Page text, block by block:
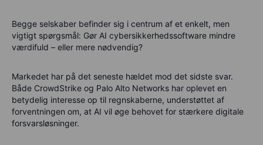
Begge selskaber befinder sig i centrum af et enkelt, men
vigtigt spørgsmål: Gør AI cybersikkerhedssoftware mindre
værdifuld – eller mere nødvendig?
Markedet har på det seneste hældet mod det sidste svar.
Både CrowdStrike og Palo Alto Networks har oplevet en
betydelig interesse op til regnskaberne, understøttet af
forventningen om, at AI vil øge behovet for stærkere digitale
forsvarsløsninger.